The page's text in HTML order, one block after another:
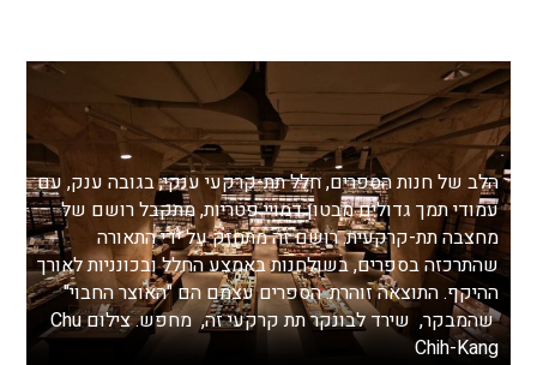
הלב של חנות הספרים, חלל תת-קרקעי ענקי, בגובה ענק, עם
עמודי תמך גדולים מבטון דמויי פטריות, מתקבל רושם של
מחצבה תת-קרקעית. רושם זה מתחזק על ידי התאורה
שהתרכזה בספרים, בשולחנות באמצע החלל ובכונניות לאורך
ההיקף. התוצאה זוהרת. הספרים עצמם הם "האוצר החבוי"
שהמבקר, שירד לבונקר תת קרקעי זה, מחפש. צילום Chu
Chih-Kang